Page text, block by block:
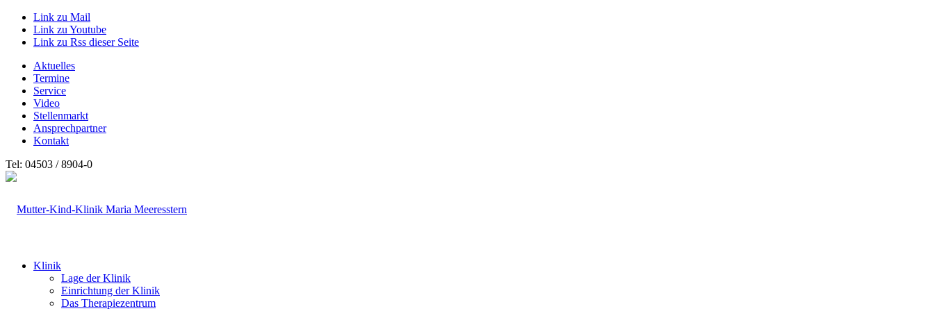
Link zu Mail
Link zu Youtube
Link zu Rss dieser Seite
Aktuelles
Termine
Service
Video
Stellenmarkt
Ansprechpartner
Kontakt
Tel: 04503 / 8904-0
Klinik
Lage der Klinik
Einrichtung der Klinik
Das Therapiezentrum